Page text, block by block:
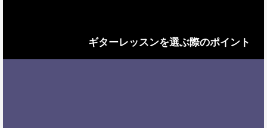
ギターレッスンを選ぶ際のポイント